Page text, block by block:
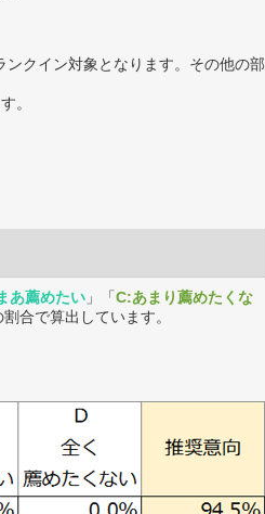
クイン対象となります。その他の部
。
あ薦めたい 」「C:あまり薦めたくな
合で算出しています。